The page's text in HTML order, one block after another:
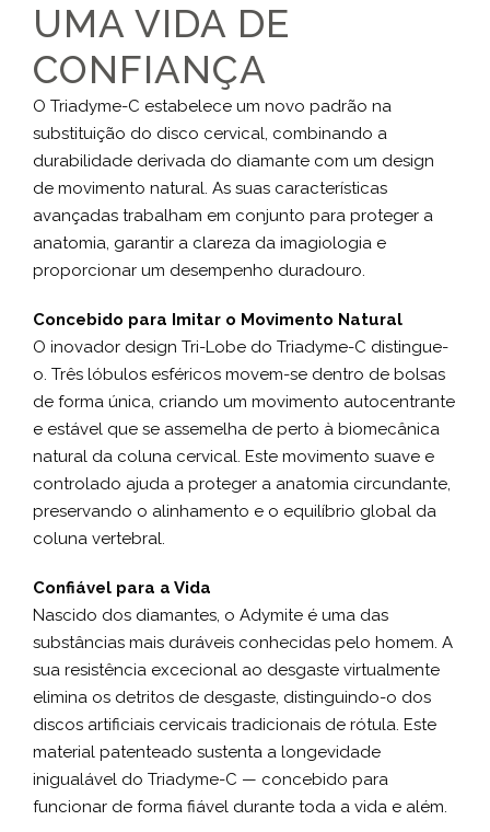
UMA VIDA DE
CONFIANÇA
O Triadyme-C estabelece um novo padrão na
substituição do disco cervical, combinando a
durabilidade derivada do diamante com um design
de movimento natural. As suas características
avançadas trabalham em conjunto para proteger a
anatomia, garantir a clareza da imagiologia e
proporcionar um desempenho duradouro.
Concebido para Imitar o Movimento Natural
O inovador design Tri-Lobe do Triadyme-C distingue-
o. Três lóbulos esféricos movem-se dentro de bolsas
de forma única, criando um movimento autocentrante
e estável que se assemelha de perto à biomecânica
natural da coluna cervical. Este movimento suave e
controlado ajuda a proteger a anatomia circundante,
preservando o alinhamento e o equilíbrio global da
coluna vertebral.
Confiável para a Vida
Nascido dos diamantes, o Adymite é uma das
substâncias mais duráveis conhecidas pelo homem. A
sua resistência excecional ao desgaste virtualmente
elimina os detritos de desgaste, distinguindo-o dos
discos artificiais cervicais tradicionais de rótula. Este
material patenteado sustenta a longevidade
inigualável do Triadyme-C — concebido para
funcionar de forma fiável durante toda a vida e além.